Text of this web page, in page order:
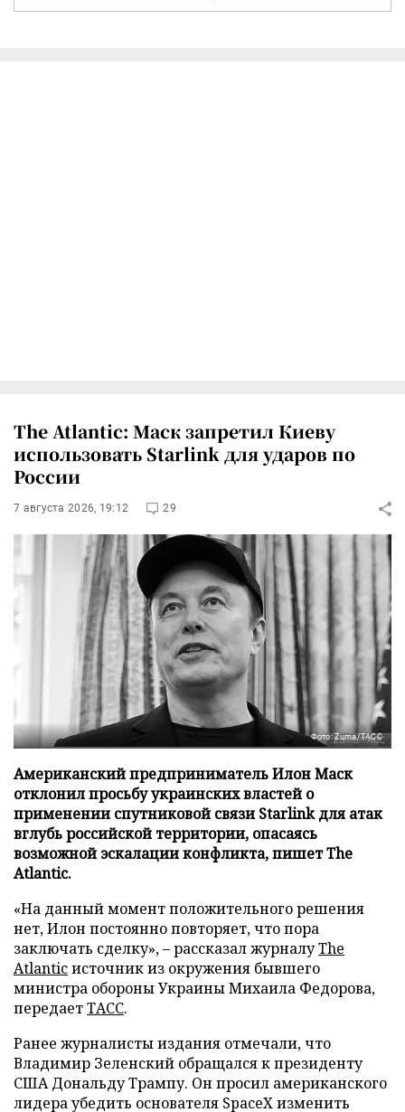
The Atlantic: Маск запретил Киеву
использовать Starlink для ударов по
России
7 августа 2026, 19:12 29
Фото: Zuma/ТАСС
Американский предприниматель Илон Маск
отклонил просьбу украинских властей о
применении спутниковой связи Starlink для атак
вглубь российской территории, опасаясь
возможной эскалации конфликта, пишет The
Atlantic.
«На данный момент положительного решения
нет, Илон постоянно повторяет, что пора
заключать сделку», – рассказал журналуThe
Atlanticисточник из окружения бывшего
министра обороны Украины Михаила Федорова,
передаетТАСС.
Ранее журналисты издания отмечали, что
Владимир Зеленский обращался к президенту
США Дональду Трампу. Он просил американского
лидера убедить основателя SpaceX изменить